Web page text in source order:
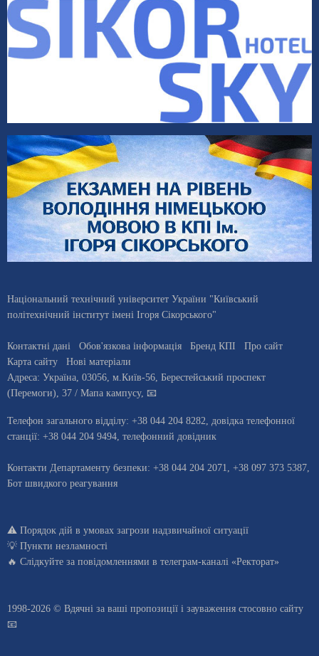
Національний технічний університет України "Київський
політехнічний інститут імені Ігоря Сікорського"
Контактні дані Обов'язкова інформація Бренд КПІ
Про сайт
Карта сайту
Нові матеріали
Адреса: Україна, 03056, м.Київ-56, Берестейський проспект
(Перемоги), 37 / Мапа кампусу, 📧
Телефон загального відділу: +38 044 204 8282 , довiдка телефонної
станцiї: +38 044 204 9494 телефонний довідник
Контакти Департаменту безпеки: +38 044 204 2071, +38 097 373 5387,
Бот швидкого реагування
⚠️ Порядок дій в умовах загрози надзвичайної ситуації
💡 Пункти незламності
🔥 Слідкуйте за повідомленнями в телеграм-каналі «Ректорат»
1998-2026 © Вдячні за ваші пропозиції і зауваження стосовно сайту
📧